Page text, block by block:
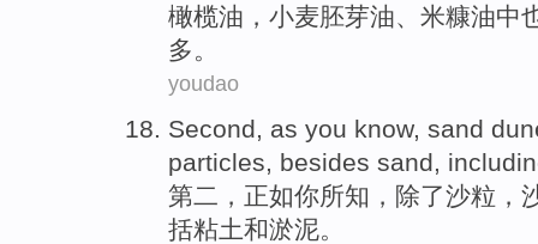
橄榄油 ， 小麦胚芽油、 米糠油中
多。
youdao
Second as you know, sand
particles
besides sand
第二 ， 正如你所知 ， 除了沙粒 ，
括粘土和淤泥。